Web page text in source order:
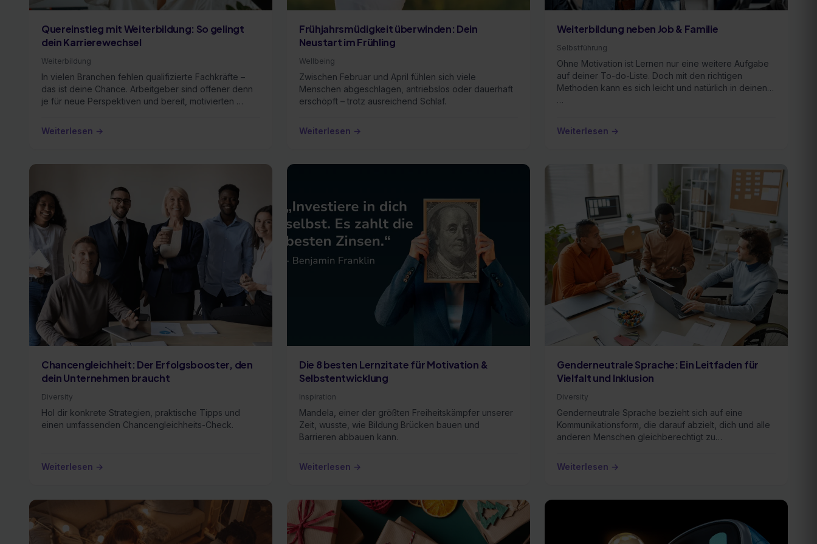
Quereinstieg mit Weiterbildung: So gelingt
dein Karrierewechsel
Weiterbildung
In vielen Branchen fehlen qualifizierte Fachkräfte –
das ist deine Chance. Arbeitgeber sind offener denn
je für neue Perspektiven und bereit, motivierten …
Weiterlesen →
Frühjahrsmüdigkeit überwinden: Dein
Neustart im Frühling
Wellbeing
Zwischen Februar und April fühlen sich viele
Menschen abgeschlagen, antriebslos oder dauerhaft
erschöpft – trotz ausreichend Schlaf.
Weiterlesen →
Weiterbildung neben Job & Familie
Selbstführung
Ohne Motivation ist Lernen nur eine weitere Aufgabe
auf deiner To-do-Liste. Doch mit den richtigen
Methoden kann es sich leicht und natürlich in deinen
…
Weiterlesen →
Chancengleichheit: Der Erfolgsbooster, den
dein Unternehmen braucht
Diversity
Hol dir konkrete Strategien, praktische Tipps und
einen umfassenden Chancengleichheits-Check.
Weiterlesen →
Die 8 besten Lernzitate für Motivation &
Selbstentwicklung
Inspiration
Mandela, einer der größten Freiheitskämpfer unserer
Zeit, wusste, wie Bildung Brücken bauen und
Barrieren abbauen kann.
Weiterlesen →
Genderneutrale Sprache: Ein Leitfaden für
Vielfalt und Inklusion
Diversity
Genderneutrale Sprache bezieht sich auf eine
Kommunikationsform, die darauf abzielt, dich und alle
anderen Menschen gleichberechtigt zu
Weiterlesen →